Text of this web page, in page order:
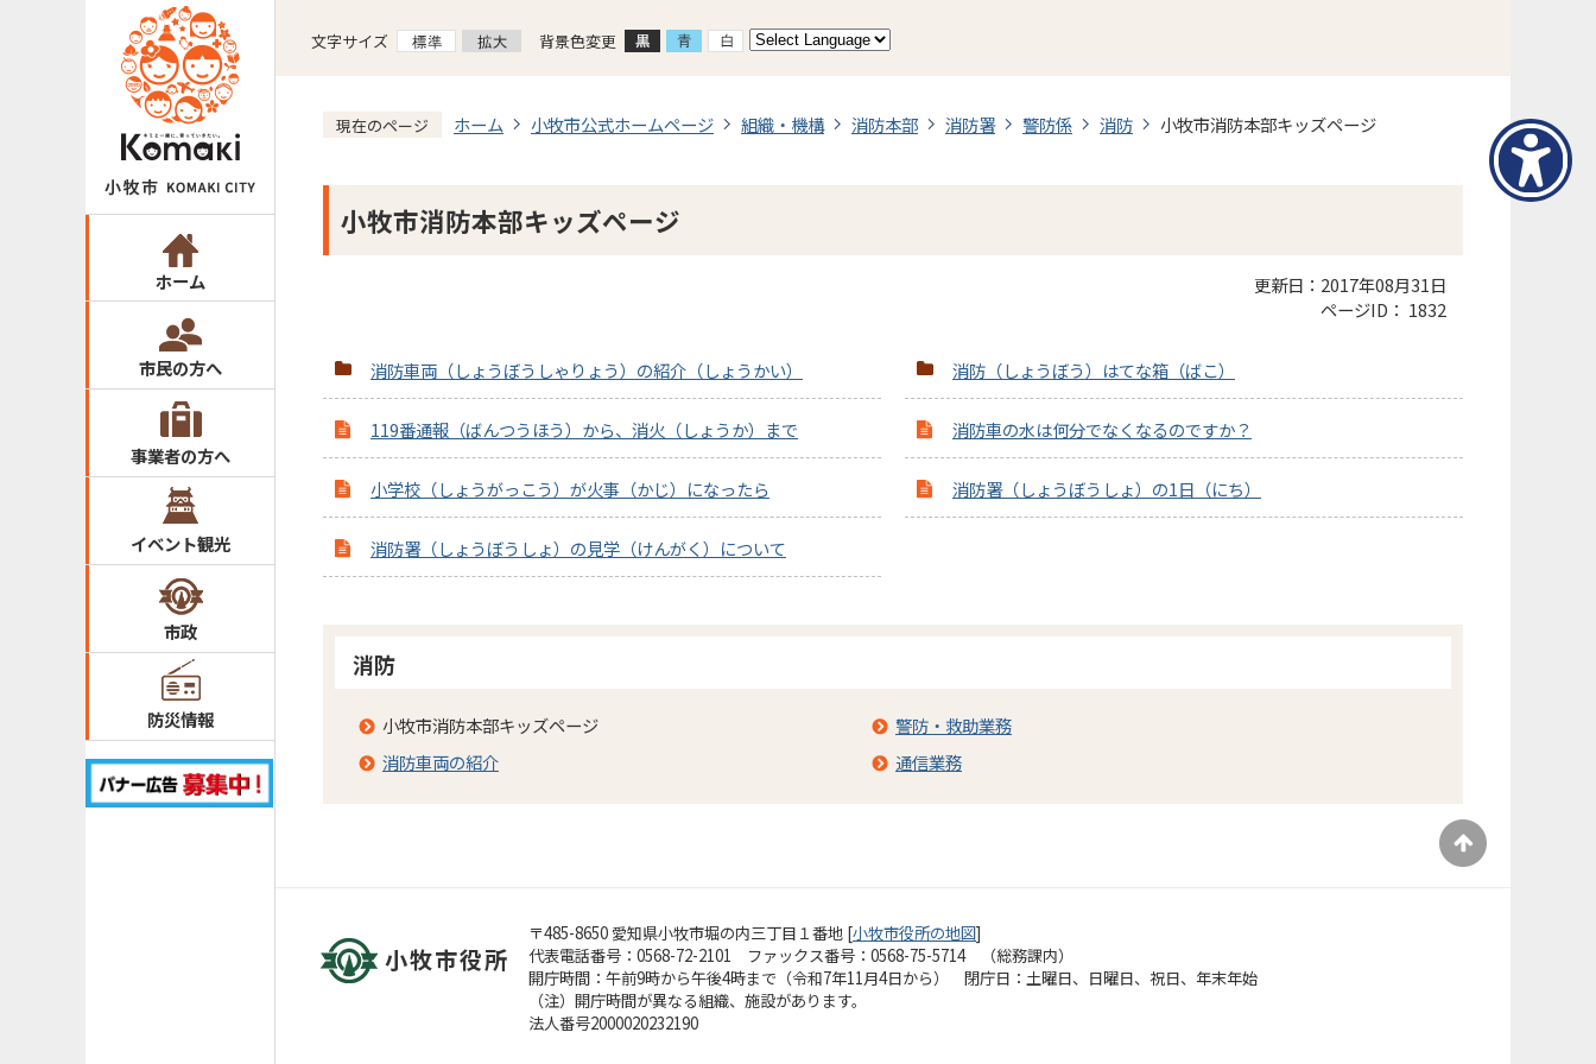
ホーム
市民の方へ
事業者の方へ
イベント観光
市政
防災情報
文字サイズ 背景色変更
現在のページ ホーム 小牧市公式ホームページ 組織・機構 消防本部 消防署 警防係 消防 小牧市消防本部キッズページ
小牧市消防本部キッズページ
更新日：2017年08月31日
ページID： 1832
消防車両（しょうぼうしゃりょう）の紹介（しょうかい） 消防（しょうぼう）はてな箱（ばこ）
119番通報（ばんつうほう）から、消火（しょうか）まで 消防車の水は何分でなくなるのですか？
小学校（しょうがっこう）が火事（かじ）になったら 消防署（しょうぼうしょ）の1日（にち）
消防署（しょうぼうしょ）の見学（けんがく）について
消防
小牧市消防本部キッズページ
警防・救助業務
消防車両の紹介
通信業務
小牧市役所
〒485-8650 愛知県小牧市堀の内三丁目１番地 [小牧市役所の地図]
代表電話番号：0568-72-2101 ファックス番号：0568-75-5714 （総務課内）
開庁時間：午前9時から午後4時まで（令和7年11月4日から） 閉庁日：土曜日、日曜日、祝日、年末年始
（注）開庁時間が異なる組織、施設があります。
法人番号2000020232190